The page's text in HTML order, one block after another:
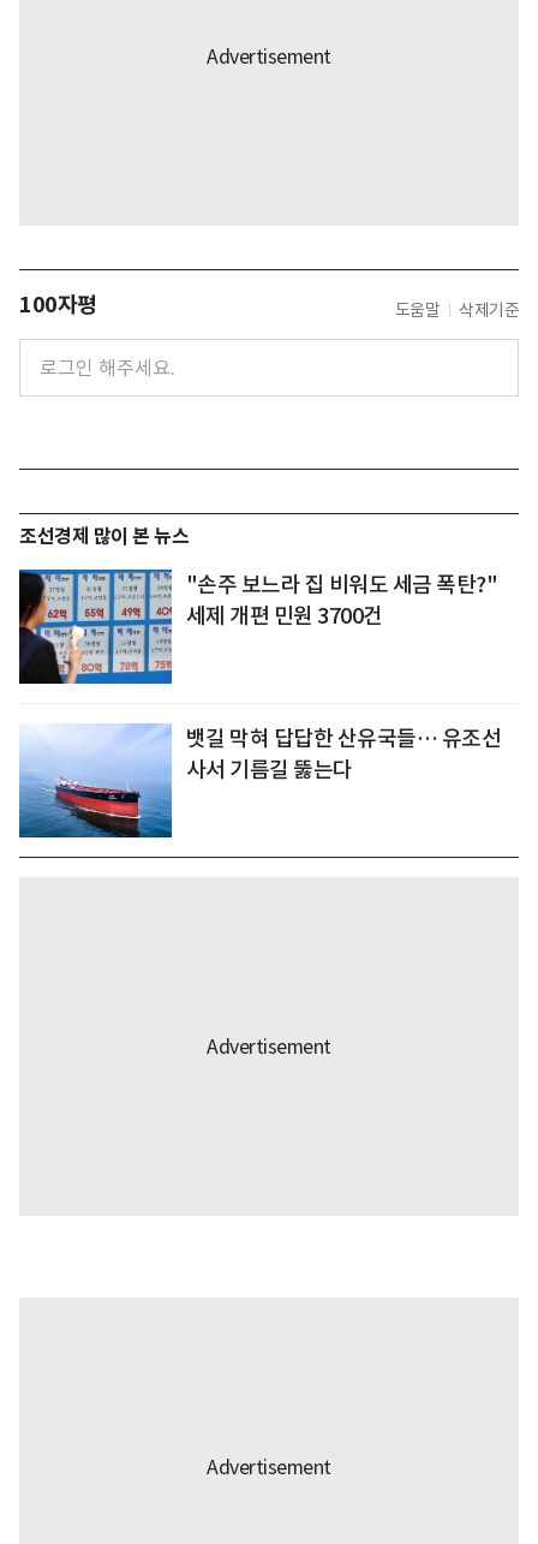
100자평 도움말 삭제기준
조선경제 많이 본 뉴스
"손주 보느라 집 비워도 세금 폭탄?"
세제 개편 민원 3700건
뱃길 막혀 답답한 산유국들… 유조선
사서 기름길 뚫는다